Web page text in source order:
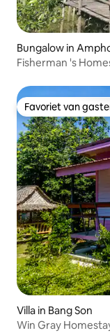
Bungalow in
Favoriet van
Favoriet van
Villa in Bang Son
Win Gray